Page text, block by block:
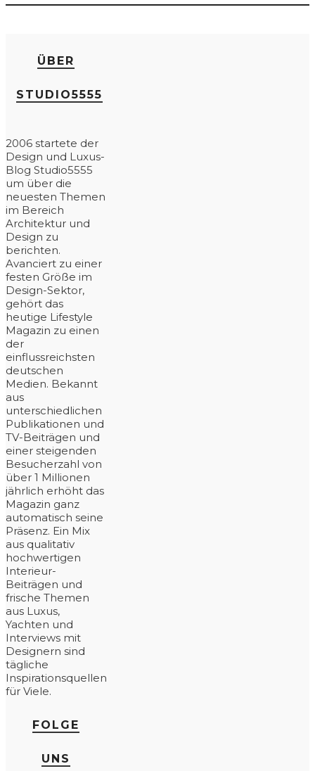
ÜBER
STUDIO5555
2006 startete der
Design und Luxus-
Blog Studio5555
um über die
neuesten Themen
im Bereich
Architektur und
Design zu
berichten.
Avanciert zu einer
festen Größe im
Design-Sektor,
gehört das
heutige Lifestyle
Magazin zu einen
der
einflussreichsten
deutschen
Medien. Bekannt
aus
unterschiedlichen
Publikationen und
TV-Beiträgen und
einer steigenden
Besucherzahl von
über 1 Millionen
jährlich erhöht das
Magazin ganz
automatisch seine
Präsenz. Ein Mix
aus qualitativ
hochwertigen
Interieur-
Beiträgen und
frische Themen
aus Luxus,
Yachten und
Interviews mit
Designern sind
tägliche
Inspirationsquellen
für Viele.
FOLGE
UNS